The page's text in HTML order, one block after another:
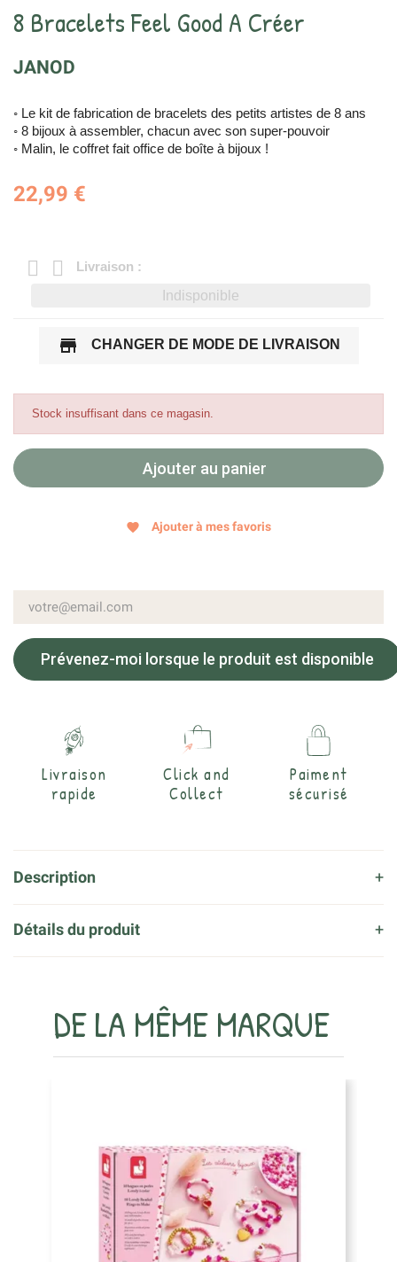
8 Bracelets Feel Good A Créer
JANOD
◦ Le kit de fabrication de bracelets des petits artistes de 8 ans
◦ 8 bijoux à assembler, chacun avec son super-pouvoir
◦ Malin, le coffret fait office de boîte à bijoux !
22,99 €
Livraison :
Indisponible
store CHANGER DE MODE DE LIVRAISON
Stock insuffisant dans ce magasin.
Ajouter au panier
favorite Ajouter à mes favoris
Prévenez-moi lorsque le produit est disponible
Livraison
rapide
Click and
Collect
Paiment
sécurisé
Description
Détails du produit
DE LA MÊME MARQUE